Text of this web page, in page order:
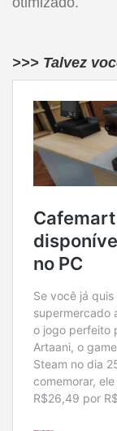
>>> Talvez